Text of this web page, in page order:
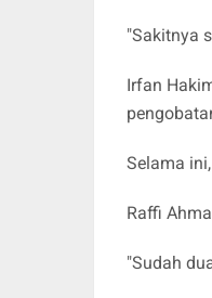
"Sakitnya
Irfan
Selama
Raffi
"Sudah